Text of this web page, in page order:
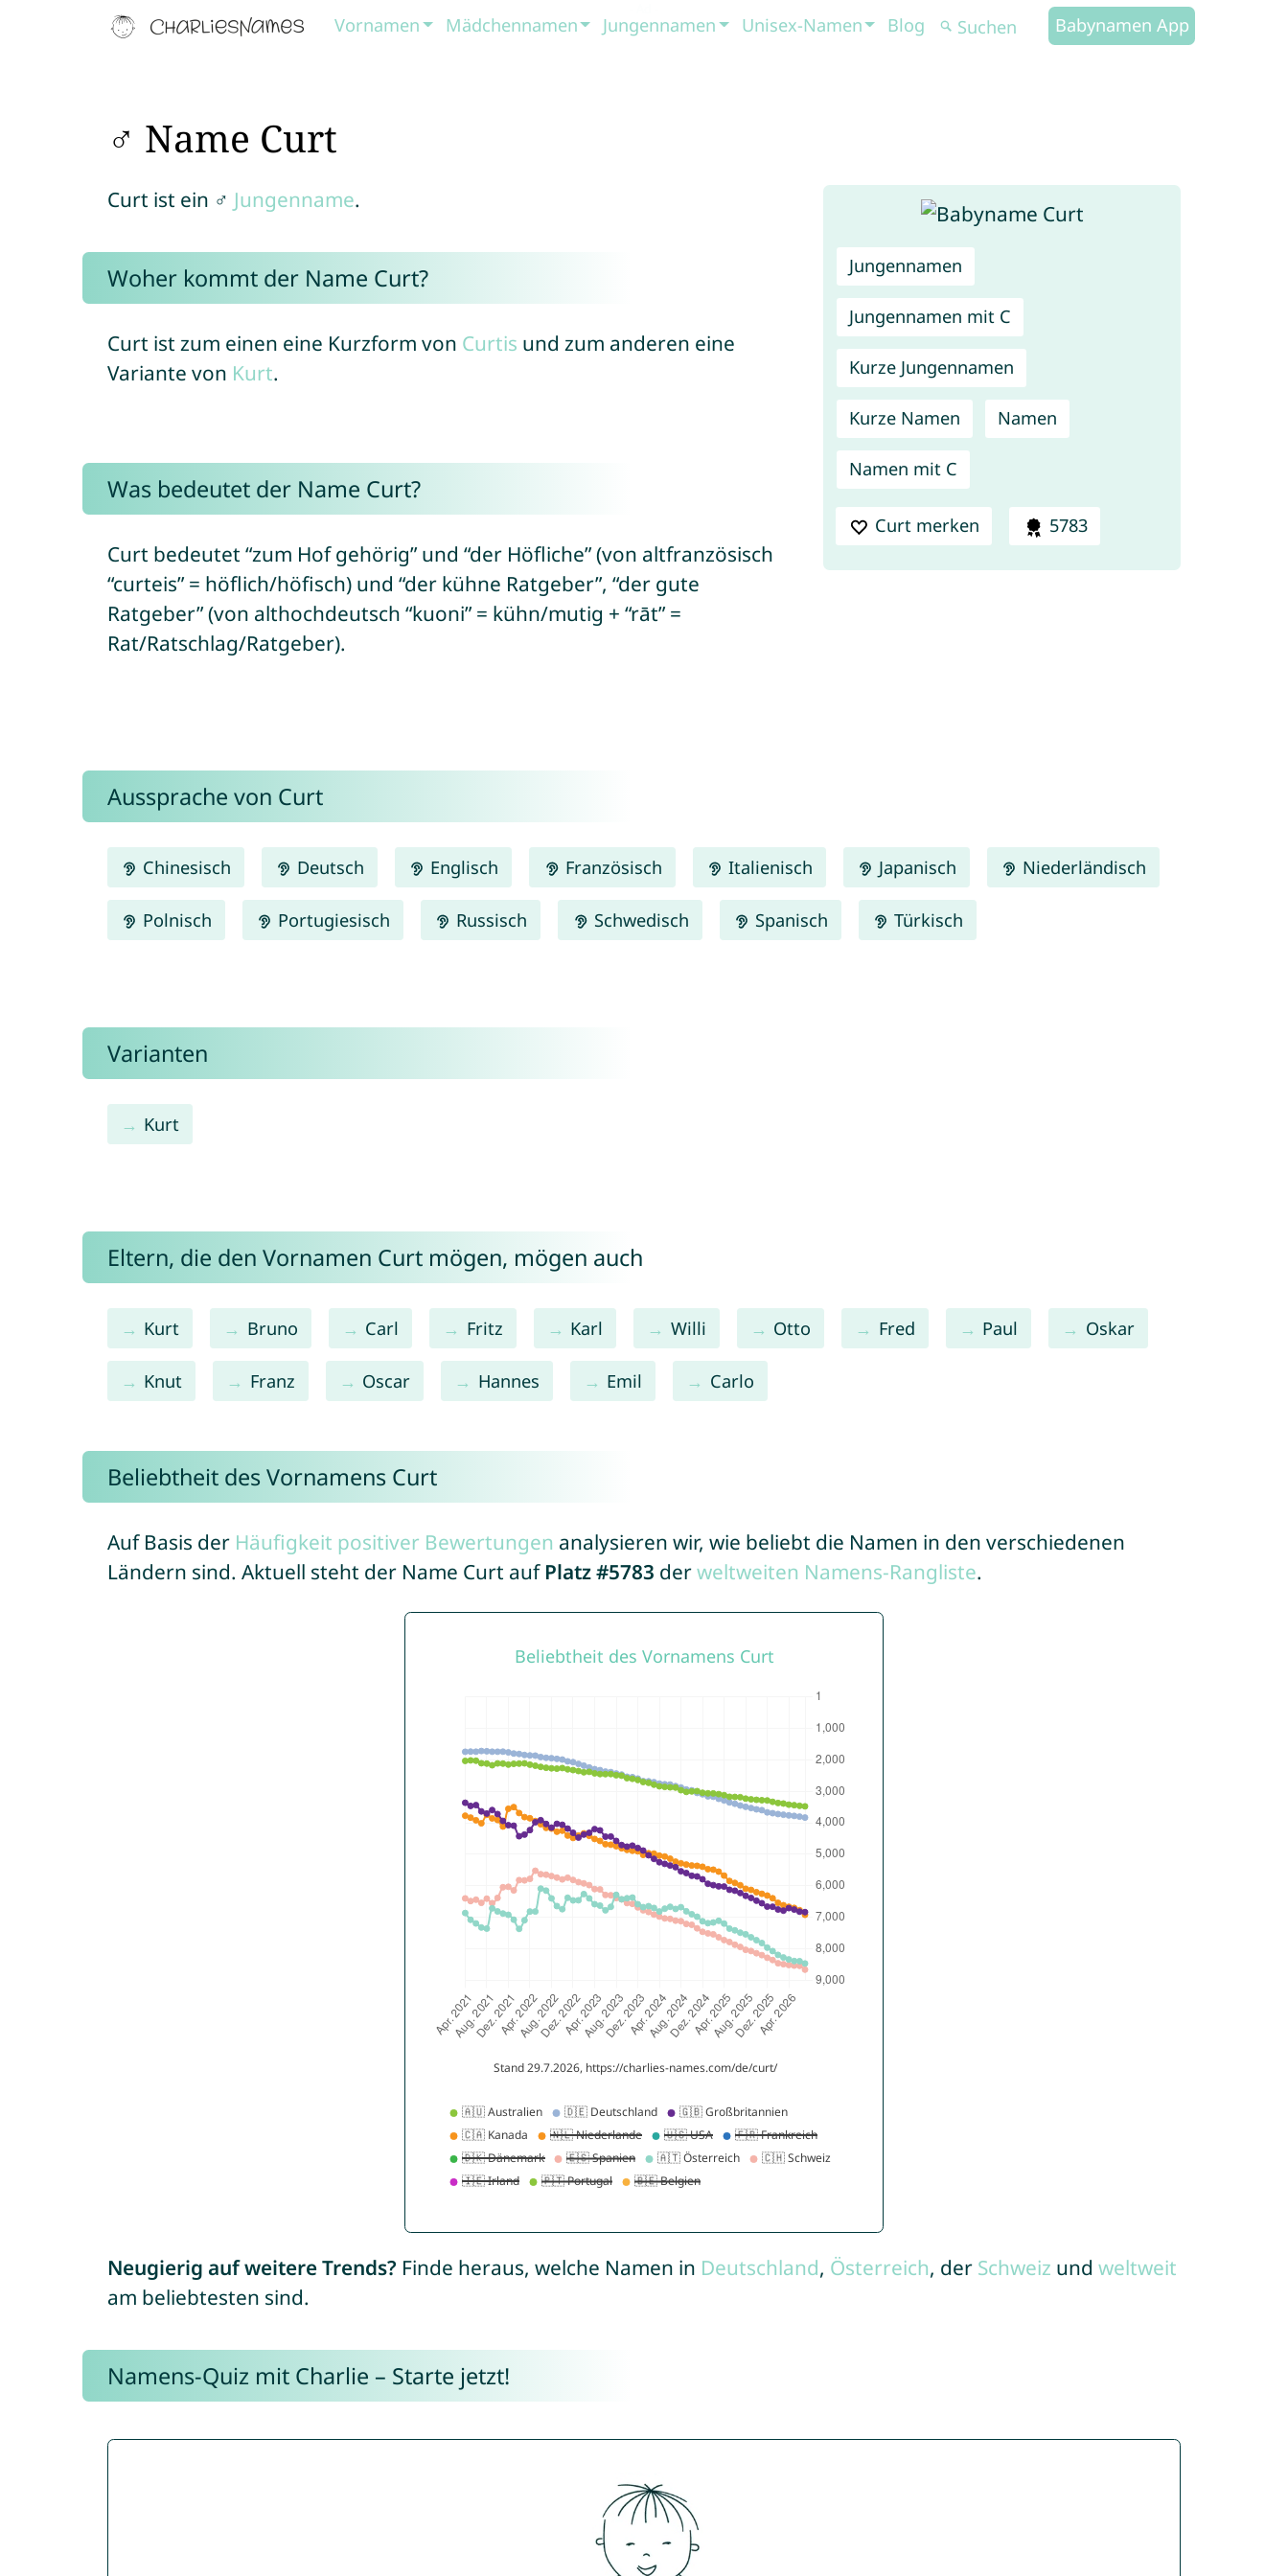
Vornamen Mädchennamen Jungennamen Unisex-Namen Blog Babynamen App
♂ Name Curt
Jungennamen
Jungennamen mit C
Kurze Jungennamen
Kurze Namen Namen
Namen mit C
Curt merken 5783
Curt ist ein ♂ Jungenname.
Woher kommt der Name Curt?
Curt ist zum einen eine Kurzform von Curtis und zum anderen eine
Variante von Kurt.
Was bedeutet der Name Curt?
Curt bedeutet “zum Hof gehörig” und “der Höfliche” (von altfranzösisch
“curteis” = höflich/höfisch) und “der kühne Ratgeber”, “der gute
Ratgeber” (von althochdeutsch “kuoni” = kühn/mutig + “rāt” =
Rat/Ratschlag/Ratgeber).
Aussprache von Curt
Chinesisch Deutsch Englisch Französisch Italienisch Japanisch Niederländisch
Polnisch Portugiesisch Russisch Schwedisch Spanisch Türkisch
Varianten
Kurt
Eltern, die den Vornamen Curt mögen, mögen auch
Kurt Bruno Carl Fritz Karl Willi Otto Fred Paul Oskar
Knut Franz Oscar Hannes Emil Carlo
Beliebtheit des Vornamens Curt
Auf Basis der Häufigkeit positiver Bewertungen analysieren wir, wie beliebt die Namen in den verschiedenen
Ländern sind. Aktuell steht der Name Curt auf Platz #5783 derweltweiten Namens-Rangliste.
Neugierig auf weitere Trends? Finde heraus, welche Namen in Deutschland, Österreich, der Schweiz und weltweit
am beliebtesten sind.
Namens-Quiz mit Charlie – Starte jetzt!